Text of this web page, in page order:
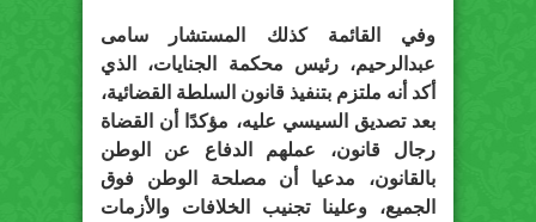
وفي القائمة كذلك المستشار سامى
عبدالرحيم، رئيس محكمة الجنايات، الذي
أكد أنه ملتزم بتنفيذ قانون السلطة القضائية،
بعد تصديق السيسي عليه، مؤكدًا أن القضاة
رجال قانون، عملهم الدفاع عن الوطن
بالقانون، مدعيا أن مصلحة الوطن فوق
الجميع، وعلينا تجنيب الخلافات والأزمات